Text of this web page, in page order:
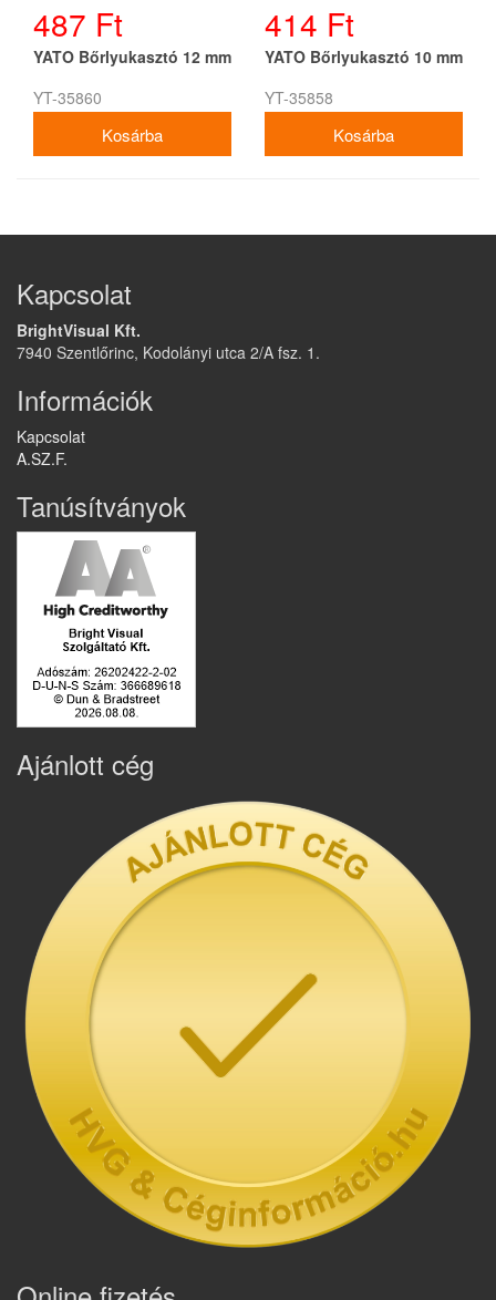
487 Ft
YATO Bőrlyukasztó 12 mm
YT-35860
414 Ft
YATO Bőrlyukasztó 10 mm
YT-35858
Kapcsolat
BrightVisual Kft.
7940 Szentlőrinc, Kodolányi utca 2/A fsz. 1.
Információk
Kapcsolat
A.SZ.F.
Tanúsítványok
Ajánlott cég